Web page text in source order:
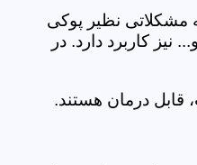
مشکلاتی نظیر پوکی
کاربرد دارد. در
قابل درمان هستند.